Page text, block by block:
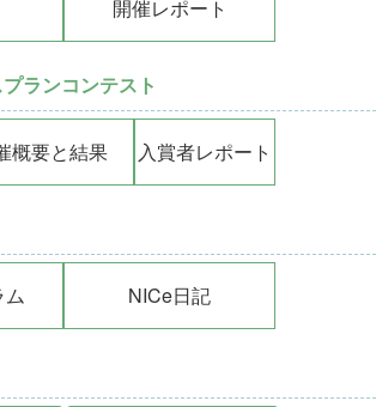
開催レポート
ランコンテスト
概要と結果 入賞者レポート
ム NICe日記